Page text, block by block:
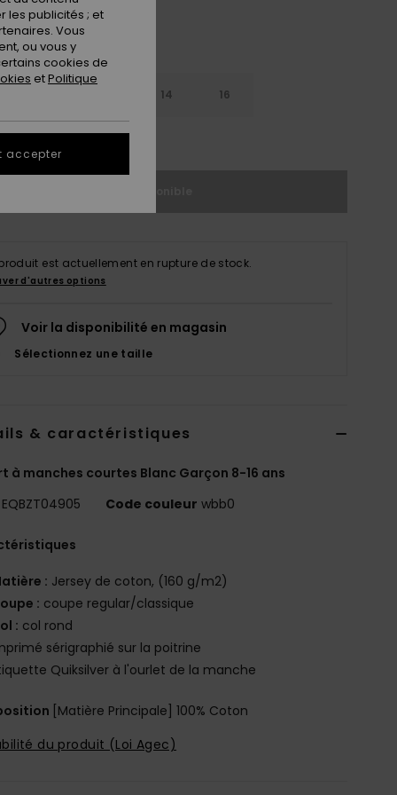
14 16
le Guide des tailles
est actuellement en rupture de stock.
d'autres options
Voir la disponibilité en magasin
Sélectionnez une taille
& caractéristiques
à manches courtes Blanc Garçon 8-16 ans
EQBZT04905 Code couleur wbb0
: Jersey de coton, (160 g/m2)
: coupe regular/classique
: col rond
sérigraphié sur la poitrine
Quiksilver à l'ourlet de la manche
[Matière Principale] 100% Coton
du produit (Loi Agec)
les publicités ; et
Vous
ou vous y
cookies de
etPolitique
accepter